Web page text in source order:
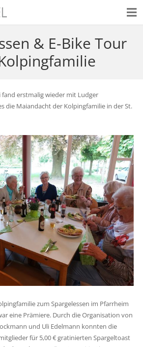
& E-Bike Tour
fand erstmalig wieder mit Ludger
die Maiandacht der Kolpingfamilie in der St.
zum Spargelessen im Pfarrheim
eine Prämiere. Durch die Organisation von
und Uli Edelmann konnten die
für 5,00 € gratinierten Spargeltoast